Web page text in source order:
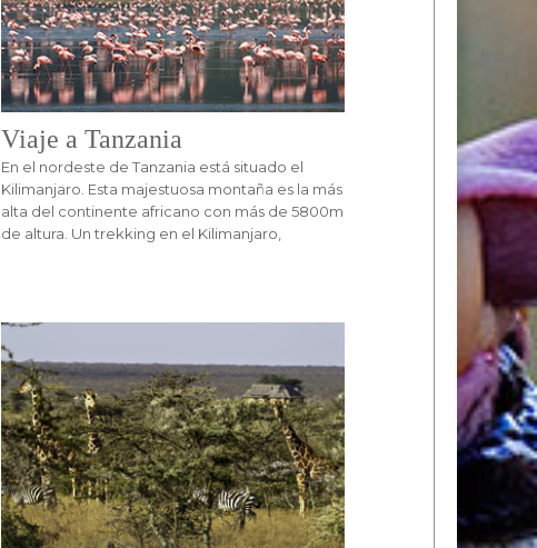
Viaje a Tanzania
En el nordeste de Tanzania está situado el
Kilimanjaro. Esta majestuosa montaña es la más
alta del continente africano con más de 5800m
de altura. Un trekking en el Kilimanjaro,